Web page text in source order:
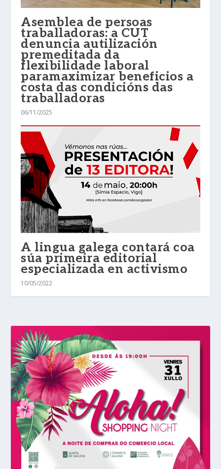
Asemblea de persoas
traballadoras: a CUT
denuncia autilización
premeditada da
flexibilidade laboral
paramaximizar beneficios a
costa das condicións das
traballadoras
06/11/2025
A lingua galega contará coa
súa primeira editorial
especializada en activismo
10/05/2022